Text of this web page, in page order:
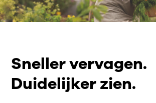
Sneller vervagen.
Duidelijker zien.